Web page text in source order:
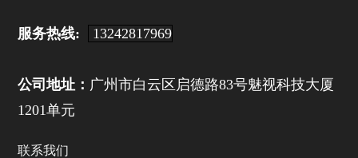
服务热线: 13242817969
公司地址： 广州市白云区启德路83号魅视科技大厦
1201单元
联系我们